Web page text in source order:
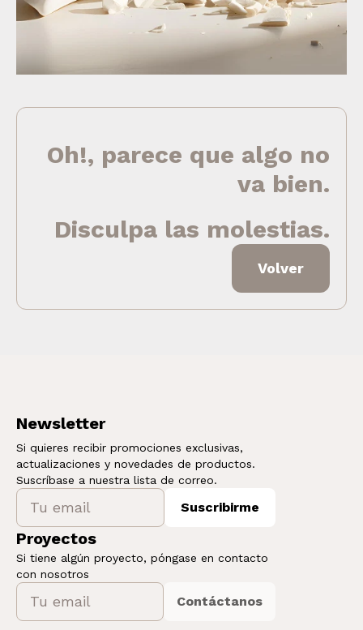
Oh!, parece que algo no
va bien.
Disculpa las molestias.
Volver
Newsletter
Si quieres recibir promociones exclusivas,
actualizaciones y novedades de productos.
Suscríbase a nuestra lista de correo.
Suscribirme
Proyectos
Si tiene algún proyecto, póngase en contacto
con nosotros
Contáctanos